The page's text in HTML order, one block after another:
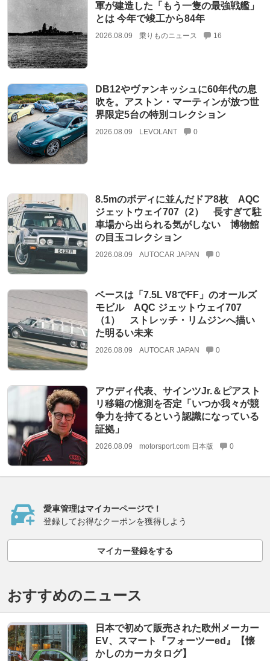
軍が建造した「もう一隻の最強戦艦」
とは 今年で竣工から84年
2026.08.09 乗りものニュース 16
DB12やヴァンキッシュに60年代の息
吹を。アストン・マーティンが放つ世
界限定5台の特別コレクション
2026.08.09 LEVOLANT 0
8.5mのボディに並んだドア8枚 AQC
ジェットウェイ707（2） 長すぎて駐
車場から出られる気がしない 博物館
の目玉コレクション
2026.08.09 AUTOCAR JAPAN 0
ベースは「7.5L V8でFF」のオールズ
モビル AQC ジェットウェイ707
（1） ストレッチ・リムジンへ描い
た明るい未来
2026.08.09 AUTOCAR JAPAN 0
アウディ代表、サインツJr.＆ピアスト
リ移籍の憶測を否定「いつか我々が競
争力を持てるという認識になっている
証拠」
2026.08.09 motorsport.com 日本版 0
愛車管理はマイカーページで！
登録してお得なクーポンを獲得しよう
マイカー登録をする
おすすめのニュース
日本で初めて販売された欧州メーカー
EV、スマート『フォーツーed』【懐
かしのカーカタログ】